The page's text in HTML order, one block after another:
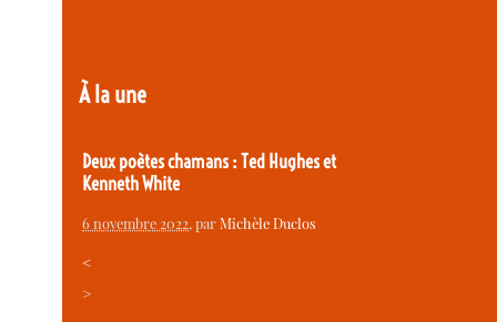
À la une
Deux poètes chamans : Ted Hughes et
Kenneth White
6 novembre 2022, parMichèle Duclos
<
>